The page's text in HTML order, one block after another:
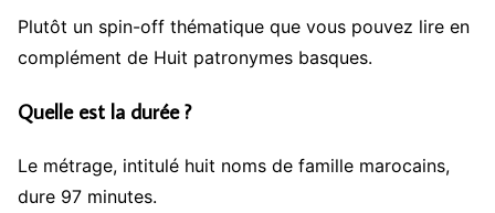
Plutôt un spin-off thématique que vous pouvez lire en
complément de Huit patronymes basques.
Quelle est la durée ?
Le métrage, intitulé huit noms de famille marocains,
dure 97 minutes.